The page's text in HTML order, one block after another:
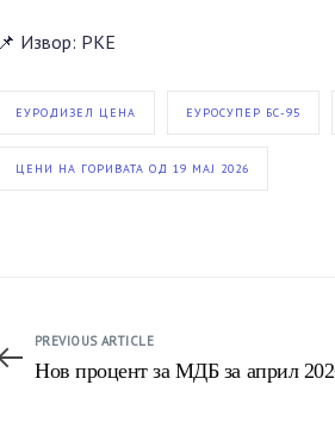
📌 Извор: РКЕ
ЕУРОДИЗЕЛ ЦЕНА ЕУРОСУПЕР БС-95
ЦЕНИ НА ГОРИВАТА ОД 19 МАЈ 2026
PREVIOUS ARTICLE
Нов процент за МДБ за април